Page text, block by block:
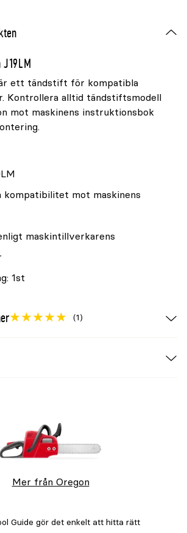
ett tändstift för kompatibla
Kontrollera alltid tändstiftsmodell
mot maskinens instruktionsbok
kompatibilitet mot maskinens
maskintillverkarens
1st
(1)
Mer från Oregon